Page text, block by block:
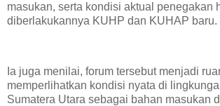
masukan, serta kondisi aktual penegakan
diberlakukannya KUHP dan KUHAP baru.
Ia juga menilai, forum tersebut menjadi
memperlihatkan kondisi nyata di
Sumatera Utara sebagai bahan masukan